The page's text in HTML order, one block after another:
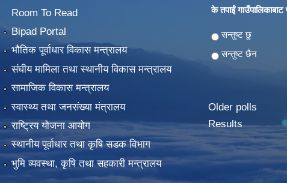
Room To Read
Bipad Portal
भौतिक पूर्वाधार विकास मन्त्रालय
संघीय मामिला तथा स्थानीय विकास मन्त्रालय
सामाजिक विकास मन्त्रालय
स्वास्थ्य तथा जनसंख्या मंत्रालय
राष्ट्रिय योजना आयोग
स्थानीय पूर्वाधार तथा कृषि सडक विभाग
भुमि व्यवस्था, कृषि तथा सहकारी मन्त्रालय
के तपाईं
Choices
सन्तुष्ट छु
सन्तुष्ट छैन
Older polls
Results